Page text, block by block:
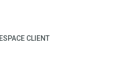
ESPACE CLIENT